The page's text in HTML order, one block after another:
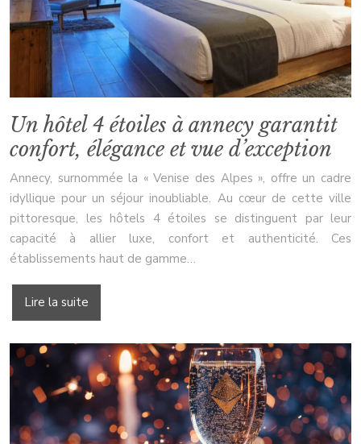
Un hôtel 4 étoiles à annecy garantit
confort, élégance et vue d’exception
Annecy, surnommée la « Venise des Alpes », offre un cadre
idyllique pour un séjour inoubliable. Au cœur de cette ville
pittoresque, les hôtels 4 étoiles se distinguent par leur
capacité à allier luxe, confort et authenticité. Ces
établissements haut de gamme…
Lire la suite